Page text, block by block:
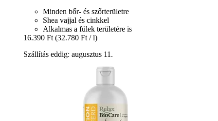
Minden bőr- és szőrterületre
Shea vajjal és cinkkel
Alkalmas a fülek területére is
16.390 Ft (32.780 Ft / l)
Szállítás eddig: augusztus 11.